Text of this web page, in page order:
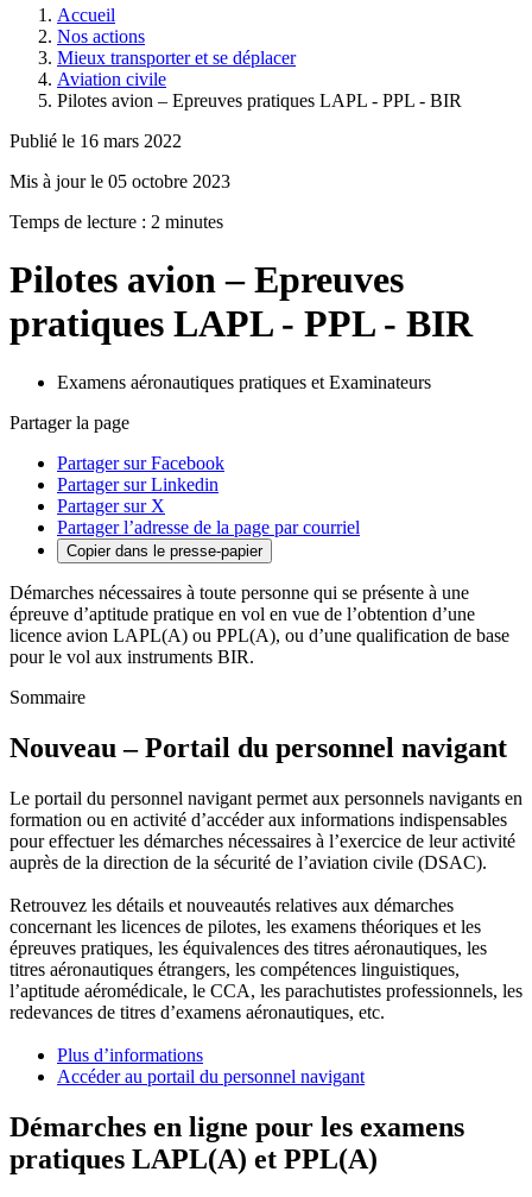
Accueil
Nos actions
Mieux transporter et se déplacer
Aviation civile
Pilotes avion – Epreuves pratiques LAPL - PPL - BIR
Publié le 16 mars 2022
Mis à jour le 05 octobre 2023
Temps de lecture : 2 minutes
Pilotes avion – Epreuves
pratiques LAPL - PPL - BIR
Examens aéronautiques pratiques et Examinateurs
Partager la page
Partager sur Facebook
Partager sur Linkedin
Partager sur X
Partager l’adresse de la page par courriel
Copier dans le presse-papier
Démarches nécessaires à toute personne qui se présente à une
épreuve d’aptitude pratique en vol en vue de l’obtention d’une
licence avion LAPL(A) ou PPL(A), ou d’une qualification de base
pour le vol aux instruments BIR.
Sommaire
Nouveau – Portail du personnel navigant
Le portail du personnel navigant permet aux personnels navigants en
formation ou en activité d’accéder aux informations indispensables
pour effectuer les démarches nécessaires à l’exercice de leur activité
auprès de la direction de la sécurité de l’aviation civile (DSAC).
Retrouvez les détails et nouveautés relatives aux démarches
concernant les licences de pilotes, les examens théoriques et les
épreuves pratiques, les équivalences des titres aéronautiques, les
titres aéronautiques étrangers, les compétences linguistiques,
l’aptitude aéromédicale, le CCA, les parachutistes professionnels, les
redevances de titres d’examens aéronautiques, etc.
Plus d’informations
Accéder au portail du personnel navigant
Démarches en ligne pour les examens
pratiques LAPL(A) et PPL(A)